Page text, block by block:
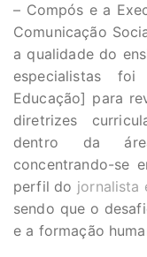
– Compós e a
Comunicação
a qualidade do
especialistas
Educação] para
diretrizes
dentro da
concentrando-se
perfil do jornalista
sendo que o
e a formação